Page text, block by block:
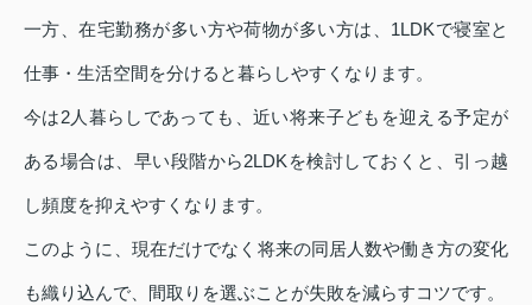
一方、在宅勤務が多い方や荷物が多い方は、1LDKで寝室と
仕事・生活空間を分けると暮らしやすくなります。
今は2人暮らしであっても、近い将来子どもを迎える予定が
ある場合は、早い段階から2LDKを検討しておくと、引っ越
し頻度を抑えやすくなります。
このように、現在だけでなく将来の同居人数や働き方の変化
も織り込んで、間取りを選ぶことが失敗を減らすコツです。